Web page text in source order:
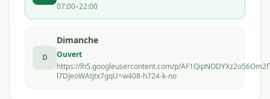
07:00–22:00
D
Dimanche
Ouvert
https://lh5.googleusercontent.com/p/
l7DJeoWAtjtx7gqU=w408-h724-k-no